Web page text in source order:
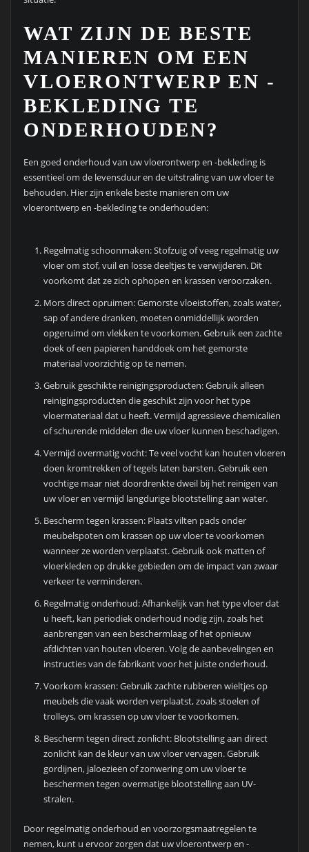
WAT ZIJN DE BESTE
MANIEREN OM EEN ​​
VLOERONTWERP EN -
BEKLEDING TE
ONDERHOUDEN?
Een goed onderhoud van uw vloerontwerp en -bekleding is
essentieel om de levensduur en de uitstraling van uw vloer te
behouden. Hier zijn enkele beste manieren om uw
vloerontwerp en -bekleding te onderhouden:
Regelmatig schoonmaken: Stofzuig of veeg regelmatig uw
vloer om stof, vuil en losse deeltjes te verwijderen. Dit
voorkomt dat ze zich ophopen en krassen veroorzaken.
Mors direct opruimen: Gemorste vloeistoffen, zoals water,
sap of andere dranken, moeten onmiddellijk worden
opgeruimd om vlekken te voorkomen. Gebruik een zachte
doek of een papieren handdoek om het gemorste
materiaal voorzichtig op te nemen.
Gebruik geschikte reinigingsproducten: Gebruik alleen
reinigingsproducten die geschikt zijn voor het type
vloermateriaal dat u heeft. Vermijd agressieve chemicaliën
of schurende middelen die uw vloer kunnen beschadigen.
Vermijd overmatig vocht: Te veel vocht kan houten vloeren
doen kromtrekken of tegels laten barsten. Gebruik een
vochtige maar niet doordrenkte dweil bij het reinigen van
uw vloer en vermijd langdurige blootstelling aan water.
Bescherm tegen krassen: Plaats vilten pads onder
meubelspoten om krassen op uw vloer te voorkomen
wanneer ze worden verplaatst. Gebruik ook matten of
vloerkleden op drukke gebieden om de impact van zwaar
verkeer te verminderen.
Regelmatig onderhoud: Afhankelijk van het type vloer dat
u heeft, kan periodiek onderhoud nodig zijn, zoals het
aanbrengen van een beschermlaag of het opnieuw
afdichten van houten vloeren. Volg de aanbevelingen en
instructies van de fabrikant voor het juiste onderhoud.
Voorkom krassen: Gebruik zachte rubberen wieltjes op
meubels die vaak worden verplaatst, zoals stoelen of
trolleys, om krassen op uw vloer te voorkomen.
Bescherm tegen direct zonlicht: Blootstelling aan direct
zonlicht kan de kleur van uw vloer vervagen. Gebruik
gordijnen, jaloezieën of zonwering om uw vloer te
beschermen tegen overmatige blootstelling aan UV-
stralen.
Door regelmatig onderhoud en voorzorgsmaatregelen te
nemen, kunt u ervoor zorgen dat uw vloerontwerp en -